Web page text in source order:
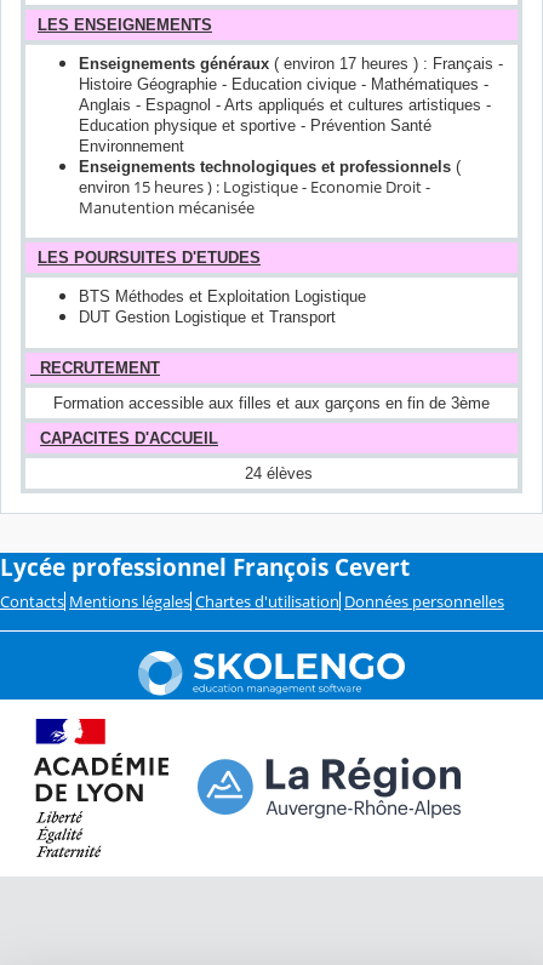
LES ENSEIGNEMENTS
Enseignements généraux ( environ 17 heures ) : Français -
Histoire Géographie - Education civique - Mathématiques -
Anglais - Espagnol - Arts appliqués et cultures artistiques -
Education physique et sportive - Prévention Santé
Environnement
Enseignements technologiques et professionnels (
environ 15 heures ) : Logistique - Economie Droit -
Manutention mécanisée
LES POURSUITES D'ETUDES
BTS Méthodes et Exploitation Logistique
DUT Gestion Logistique et Transport
RECRUTEMENT
Formation accessible aux filles et aux garçons en fin de 3ème
CAPACITES D'ACCUEIL
24 élèves
Lycée professionnel François Cevert
Contacts Mentions légales Chartes d'utilisation Données personnelles